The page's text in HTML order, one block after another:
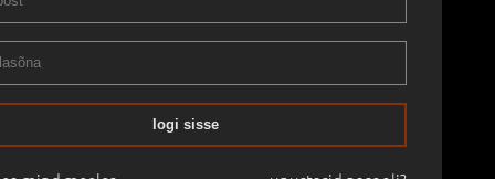
logi sisse
cmSaadavus:SaadavalTeos ei asu galeriis, tutvumiseks
30.06.2026